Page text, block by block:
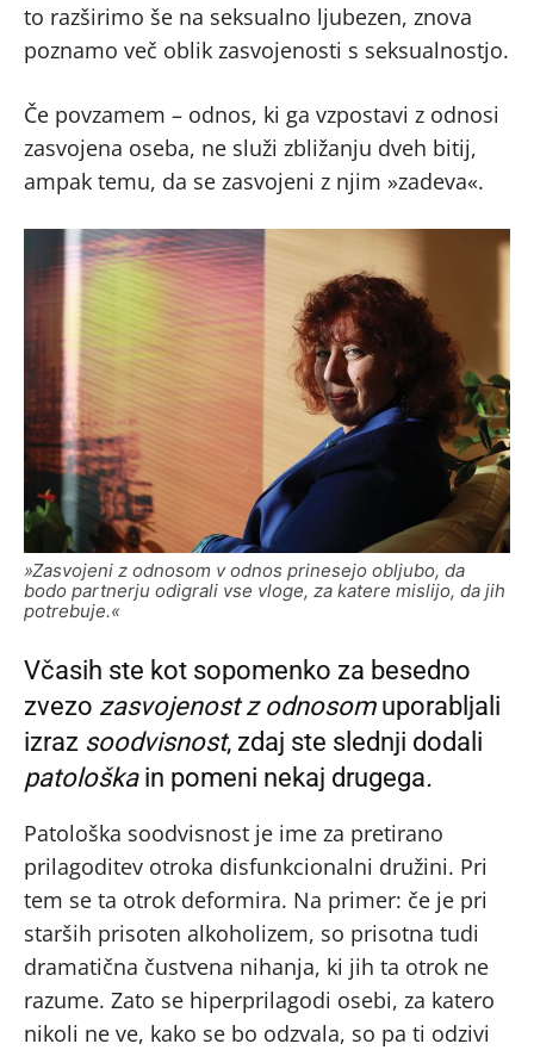
to razširimo še na seksualno ljubezen, znova
poznamo več oblik zasvojenosti s seksualnostjo.
Če povzamem – odnos, ki ga vzpostavi z odnosi
zasvojena oseba, ne služi zbližanju dveh bitij,
ampak temu, da se zasvojeni z njim »zadeva«.
»Zasvojeni z odnosom v odnos prinesejo obljubo, da
bodo partnerju odigrali vse vloge, za katere mislijo, da jih
potrebuje.«
Včasih ste kot sopomenko za besedno
zvezo zasvojenost z odnosomuporabljali
izraz soodvisnost, zdaj ste slednji dodali
patološka in pomeni nekaj drugega.
Patološka soodvisnost je ime za pretirano
prilagoditev otroka disfunkcionalni družini. Pri
tem se ta otrok deformira. Na primer: če je pri
starših prisoten alkoholizem, so prisotna tudi
dramatična čustvena nihanja, ki jih ta otrok ne
razume. Zato se hiperprilagodi osebi, za katero
nikoli ne ve, kako se bo odzvala, so pa ti odzivi